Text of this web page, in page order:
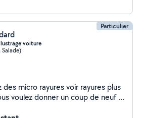
Particulier
voiture
Salade)
des micro rayures voir rayures plus
voulez donner un coup de neuf a